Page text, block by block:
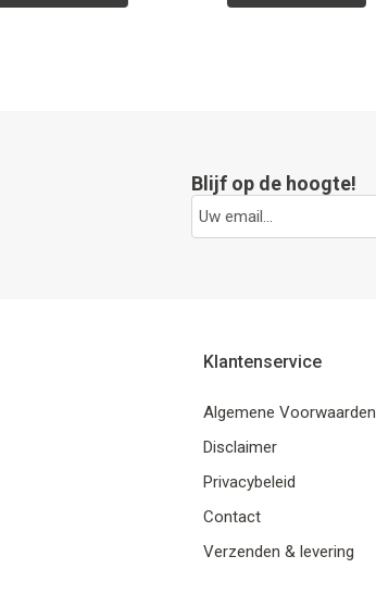
Blijf op de hoogte!
Klantenservice
Algemene Voorwaarden
Disclaimer
Privacybeleid
Contact
Verzenden & levering